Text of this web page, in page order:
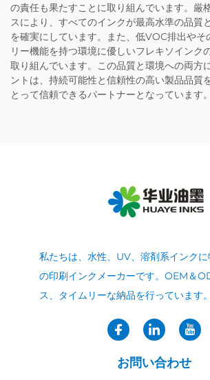
の責任も果たすことに取り組んでいます。厳
スにより、すべてのインクが最高水準の品質
を確実にしています。また、低VOC排出やそ
リー機能を持つ環境に優しいフレキソインク
取り組んでいます。この品質と環境への両方
ントは、持続可能性と信頼性の高い製品品質
とって信頼できるパートナーとなっています。
私たちは、水性、UV、溶剤系インクに
の印刷インクメーカーです。OEM＆
ス、タイムリーな納品を行っています。
お問い合わせ